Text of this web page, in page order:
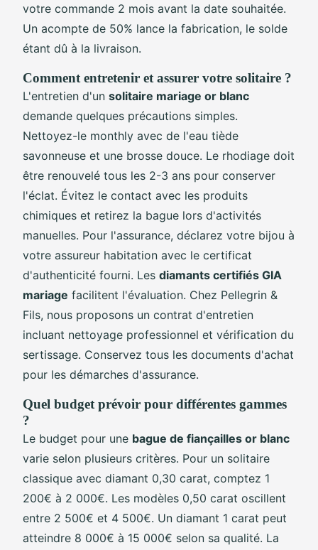
votre commande 2 mois avant la date souhaitée.
Un acompte de 50% lance la fabrication, le solde
étant dû à la livraison.
Comment entretenir et assurer votre solitaire ?
L'entretien d'un solitaire mariage or blanc
demande quelques précautions simples.
Nettoyez-le monthly avec de l'eau tiède
savonneuse et une brosse douce. Le rhodiage doit
être renouvelé tous les 2-3 ans pour conserver
l'éclat. Évitez le contact avec les produits
chimiques et retirez la bague lors d'activités
manuelles. Pour l'assurance, déclarez votre bijou à
votre assureur habitation avec le certificat
d'authenticité fourni. Les diamants certifiés GIA
mariage facilitent l'évaluation. Chez Pellegrin &
Fils, nous proposons un contrat d'entretien
incluant nettoyage professionnel et vérification du
sertissage. Conservez tous les documents d'achat
pour les démarches d'assurance.
Quel budget prévoir pour différentes gammes
?
Le budget pour une bague de fiançailles or blanc
varie selon plusieurs critères. Pour un solitaire
classique avec diamant 0,30 carat, comptez 1
200€ à 2 000€. Les modèles 0,50 carat oscillent
entre 2 500€ et 4 500€. Un diamant 1 carat peut
atteindre 8 000€ à 15 000€ selon sa qualité. La